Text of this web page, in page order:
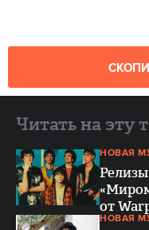
Читать на эту
НОВАЯ
от
НОВАЯ